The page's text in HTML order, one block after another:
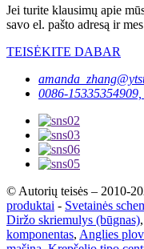
Jei turite klausimų apie
savo el. pašto adresą ir
TEISĖKITE DABAR
0086-
© Autorių teisės – 2010-
produktai - Svetainės
Diržo skriemulys (būgnas),
komponentas, Anglies